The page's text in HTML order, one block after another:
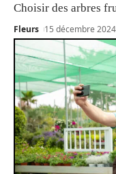
Choisir des arbres
Fleurs 15 décembre 2024